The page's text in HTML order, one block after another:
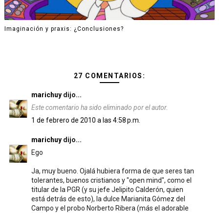
Imaginación y praxis: ¿Conclusiones?
27 COMENTARIOS:
marichuydijo...
Este comentario ha sido eliminado por el autor.
1 de febrero de 2010 a las 4:58 p.m.
marichuydijo...
Ego
Ja, muy bueno. Ojalá hubiera forma de que seres tan
tolerantes, buenos cristianos y "open mind", como el
titular de la PGR (y su jefe Jelipito Calderón, quien
está detrás de esto), la dulce Marianita Gómez del
Campo y el probo Norberto Ribera (más el adorable